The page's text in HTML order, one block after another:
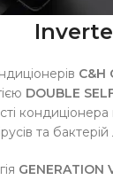
C&H
DOUBLE
та
GENERATION